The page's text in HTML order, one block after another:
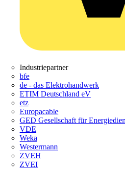
Industriepartner
bfe
de - das Elektrohandwerk
ETIM Deutschland eV
etz
Europacable
GED Gesellschaft für
VDE
Weka
Westermann
ZVEH
ZVEI